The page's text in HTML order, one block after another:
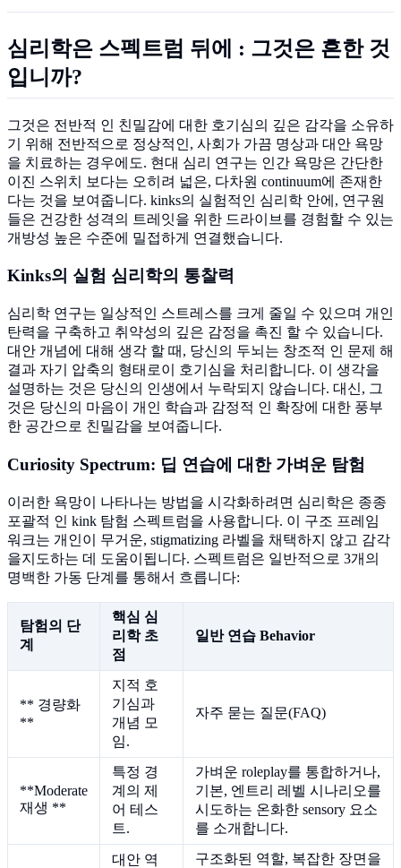
심리학은 스펙트럼 뒤에 : 그것은 흔한 것
입니까?
그것은 전반적 인 친밀감에 대한 호기심의 깊은 감각을 소유하
기 위해 전반적으로 정상적인, 사회가 가끔 명상과 대안 욕망
을 치료하는 경우에도. 현대 심리 연구는 인간 욕망은 간단한
이진 스위치 보다는 오히려 넓은, 다차원 continuum에 존재한
다는 것을 보여줍니다. kinks의 실험적인 심리학 안에, 연구원
들은 건강한 성격의 트레잇을 위한 드라이브를 경험할 수 있는
개방성 높은 수준에 밀접하게 연결했습니다.
Kinks의 실험 심리학의 통찰력
심리학 연구는 일상적인 스트레스를 크게 줄일 수 있으며 개인
탄력을 구축하고 취약성의 깊은 감정을 촉진 할 수 있습니다.
대안 개념에 대해 생각 할 때, 당신의 두뇌는 창조적 인 문제 해
결과 자기 압축의 형태로이 호기심을 처리합니다. 이 생각을
설명하는 것은 당신의 인생에서 누락되지 않습니다. 대신, 그
것은 당신의 마음이 개인 학습과 감정적 인 확장에 대한 풍부
한 공간으로 친밀감을 보여줍니다.
Curiosity Spectrum: 딥 연습에 대한 가벼운 탐험
이러한 욕망이 나타나는 방법을 시각화하려면 심리학은 종종
포괄적 인 kink 탐험 스펙트럼을 사용합니다. 이 구조 프레임
워크는 개인이 무거운, stigmatizing 라벨을 채택하지 않고 감각
을지도하는 데 도움이됩니다. 스펙트럼은 일반적으로 3개의
명백한 가동 단계를 통해서 흐릅니다:
탐험의 단
계
핵심 심
리학 초
점
일반 연습 Behavior
** 경량화
**
지적 호
기심과
개념 모
임.
자주 묻는 질문(FAQ)
**Moderate
재생 **
특정 경
계의 제
어 테스
트.
가벼운 roleplay를 통합하거나,
기본, 엔트리 레벨 시나리오를
시도하는 온화한 sensory 요소
를 소개합니다.
대안 역
구조화된 역할, 복잡한 장면을